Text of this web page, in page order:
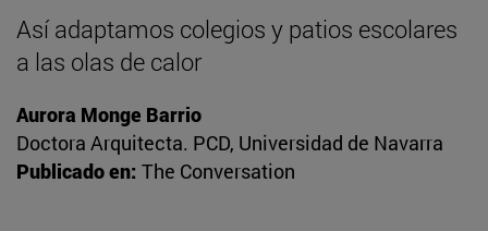
Así adaptamos colegios y patios escolares
a las olas de calor
Aurora Monge Barrio
Doctora Arquitecta. PCD, Universidad de Navarra
Publicado en: The Conversation